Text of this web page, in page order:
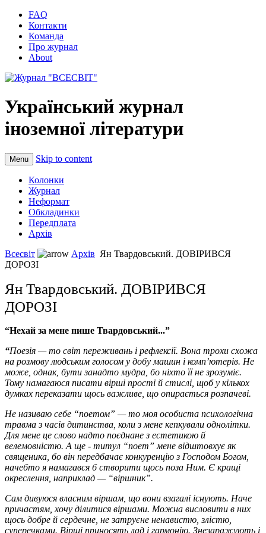
FAQ
Контакти
Команда
Про журнал
About
Український журнал
іноземної літератури
Menu Skip to content
Колонки
Журнал
Неформат
Обкладинки
Передплата
Архів
Всесвіт
Архів Ян Твардовський. ДОВІРИВСЯ
ДОРОЗІ
Ян Твардовський. ДОВІРИВСЯ
ДОРОЗІ
“Нехай за мене пише Твардовський...”
“Поезія — то світ переживань і рефлексії. Вона трохи схожа
на розмову людським голосом у добу машин і комп’ютерів. Не
може, однак, бути занадто мудра, бо ніхто її не зрозуміє.
Тому намагаюся писати вірші прості й стислі, щоб у кількох
думках переказати щось важливе, що опирається розпачеві.
Не називаю себе “поетом” — то моя особиста психологічна
травма з часів дитинства, коли з мене кепкували однолітки.
Для мене це слово надто поєднане з естетикою й
велемовністю. А ще - титул “поет” мене відштовхує як
священика, бо він передбачає конкуренцію з Господом Богом,
начебто я намагався б створити щось поза Ним. Є кращі
окреслення, наприклад — “віршник”.
Сам дивуюся власним віршам, що вони взагалі існують. Наче
причастям, хочу ділитися віршами. Можна висловити в них
щось добре й сердечне, не затруєне ненавистю, злістю,
суперечками. Вірші приносять лад і гармонію. Знезаражують і